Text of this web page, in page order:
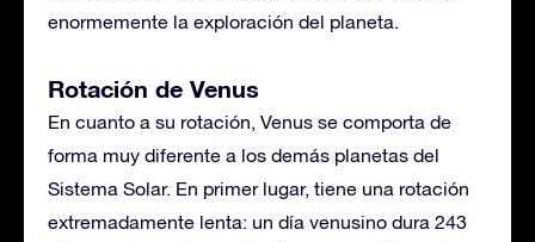
enormemente la exploración del planeta.
Rotación de Venus
En cuanto a su rotación, Venus se comporta de
forma muy diferente a los demás planetas del
Sistema Solar. En primer lugar, tiene una rotación
extremadamente lenta: un día venusino dura 243